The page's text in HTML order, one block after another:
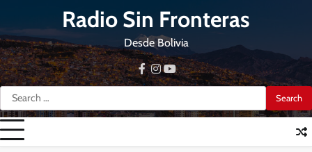
content
Radio Sin Fronteras
Desde Bolivia
Search
for:
facebook
instagram
youtube